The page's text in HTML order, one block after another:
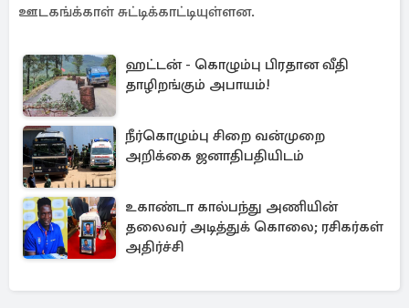
ஊடகங்க்காள் சுட்டிக்காட்டியுள்ளன.
ஹட்டன் - கொழும்பு பிரதான வீதி
தாழிறங்கும் அபாயம்!
நீர்கொழும்பு சிறை வன்முறை
அறிக்கை ஜனாதிபதியிடம்
உகாண்டா கால்பந்து அணியின்
தலைவர் அடித்துக் கொலை; ரசிகர்கள்
அதிர்ச்சி